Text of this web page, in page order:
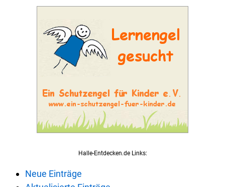
Halle-Entdecken.de Links:
Neue Einträge